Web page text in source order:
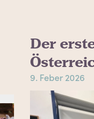
Der
9. Feber 2026